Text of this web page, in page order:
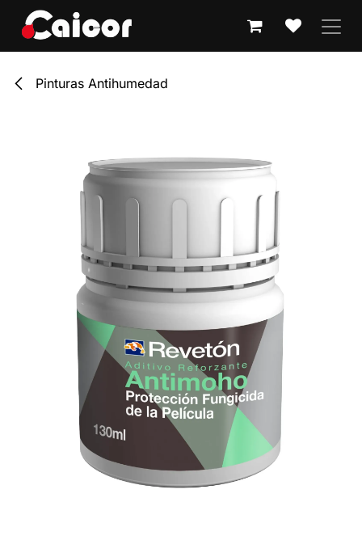
Pinturas Antihumedad